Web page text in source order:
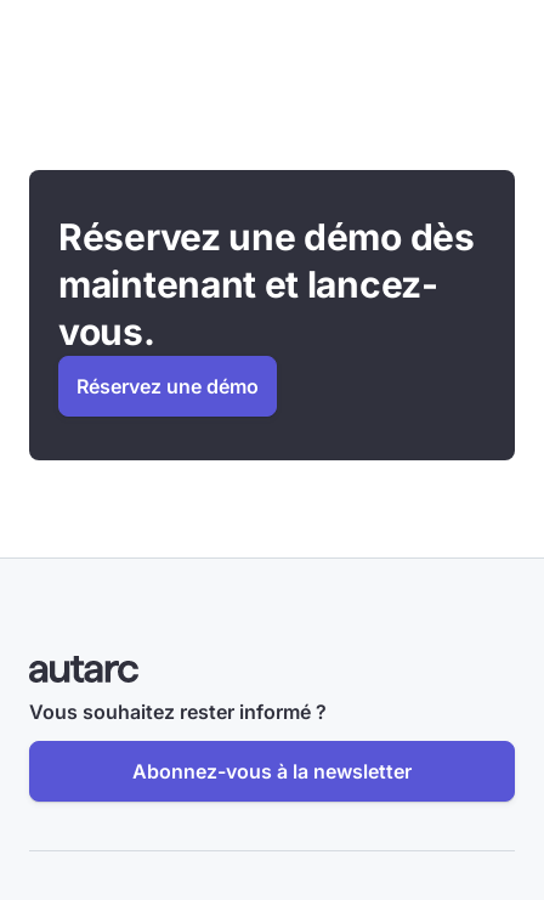
Réservez une démo dès
maintenant et lancez-
vous.
Réservez une démo
Vous souhaitez rester informé ?
Abonnez-vous à la newsletter